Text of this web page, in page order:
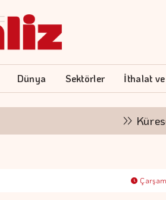
Dünya Sektörler İthalat
Küresel